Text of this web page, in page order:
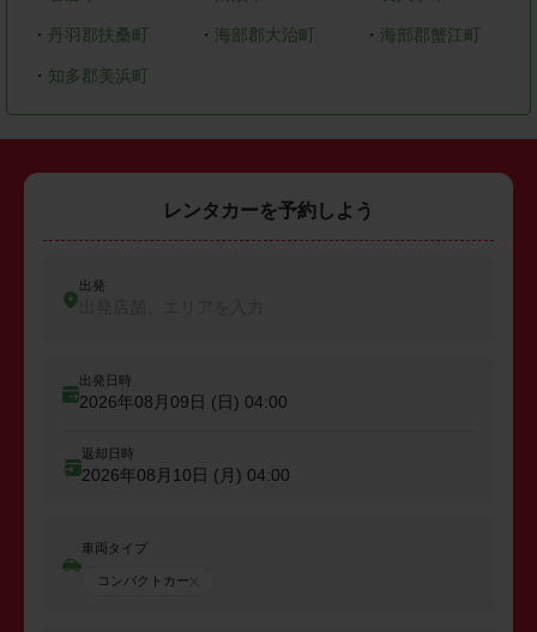
・ 丹羽郡扶桑町 ・ 海部郡大治町 ・ 海部郡蟹江町
・ 知多郡美浜町
レンタカーを予約しよう
出発
出発日時
2026年08月09日 (日) 04:00
返却日時
2026年08月10日 (月) 04:00
車両タイプ
コンパクトカー